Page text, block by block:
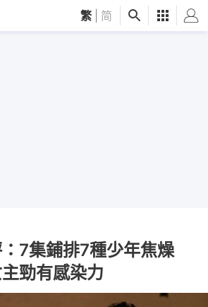
繁 简
：7集鋪排7種少年焦燥
勁有感染力